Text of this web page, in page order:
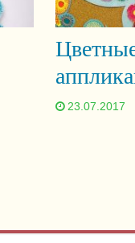
23.07.2017